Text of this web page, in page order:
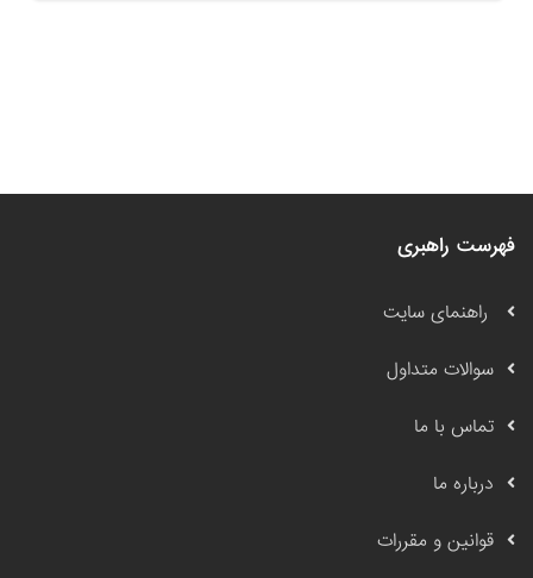
فهرست راهبری
راهنمای سایت
سوالات متداول
تماس با ما
درباره ما
قوانین و مقررات